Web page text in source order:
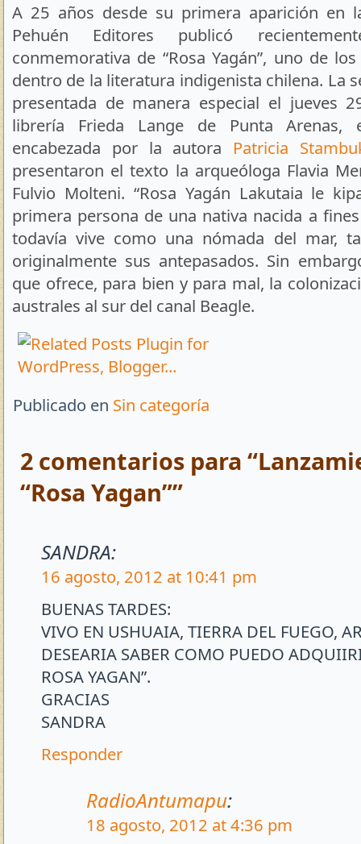
A 25 años desde su primera aparición en
Pehuén Editores publicó
conmemorativa de “Rosa Yagán”, uno de
dentro de la literatura indigenista chilena. La
presentada de manera especial el jueves
librería Frieda Lange de Punta Arenas,
encabezada por la autora Patricia
presentaron el texto la arqueóloga Flavia
Fulvio Molteni. “Rosa Yagán Lakutaia le
primera persona de una nativa nacida a
todavía vive como una nómada del mar,
originalmente sus antepasados. Sin
que ofrece, para bien y para mal, la
australes al sur del canal Beagle.
Publicado en Sin categoría
2 comentarios para
“Rosa Yagan””
SANDRA:
16 agosto, 2012 at 10:41 pm
BUENAS TARDES:
VIVO EN USHUAIA, TIERRA DEL FUEGO,
DESEARIA SABER COMO PUEDO
ROSA YAGAN”.
GRACIAS
SANDRA
Responder
RadioAntumapu:
18 agosto, 2012 at 4:36 pm